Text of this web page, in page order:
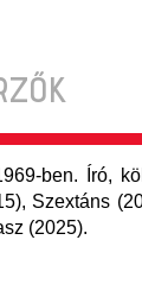
ben. Író,
Szextáns
(2025).